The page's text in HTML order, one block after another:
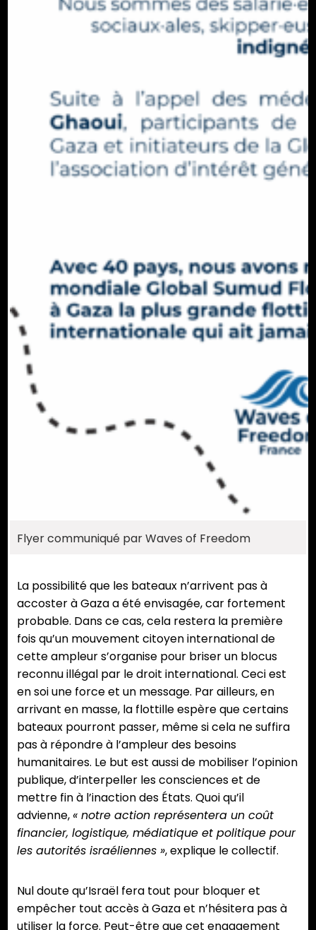
Flyer communiqué par Waves of Freedom
La possibilité que les bateaux n’arrivent pas à
accoster à Gaza a été envisagée, car fortement
probable. Dans ce cas, cela restera la première
fois qu’un mouvement citoyen international de
cette ampleur s’organise pour briser un blocus
reconnu illégal par le droit international. Ceci est
en soi une force et un message. Par ailleurs, en
arrivant en masse, la flottille espère que certains
bateaux pourront passer, même si cela ne suffira
pas à répondre à l’ampleur des besoins
humanitaires. Le but est aussi de mobiliser l’opinion
publique, d’interpeller les consciences et de
mettre fin à l’inaction des États. Quoi qu’il
advienne,« notre action représentera un coût
financier, logistique, médiatique et politique pour
les autorités israéliennes », explique le collectif.
Nul doute qu’Israël fera tout pour bloquer et
empêcher tout accès à Gaza et n’hésitera pas à
utiliser la force. Peut-être que cet engagement